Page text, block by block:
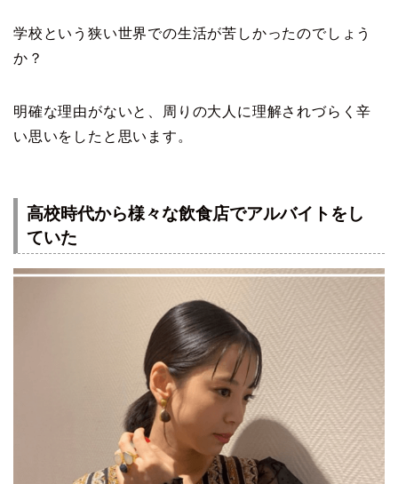
学校という狭い世界での生活が苦しかったのでしょう
か？
明確な理由がないと、周りの大人に理解されづらく辛
い思いをしたと思います。
高校時代から様々な飲食店でアルバイトをし
ていた